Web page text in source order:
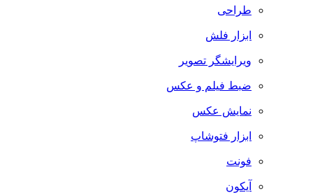
طراحی
ابزار فلش
ویرایشگر تصویر
ضبط فيلم و عكس
نمایش عکس
ابزار فتوشاپ
فونت
آیکون